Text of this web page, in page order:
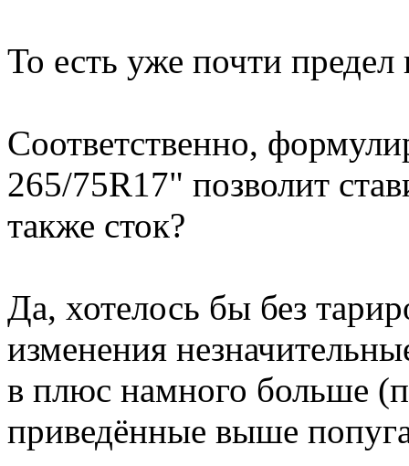
То есть уже почти
Соответственно,
265/75R17" позволит
также сток?
Да, хотелось бы без
изменения
в плюс намного больше
приведённые выше